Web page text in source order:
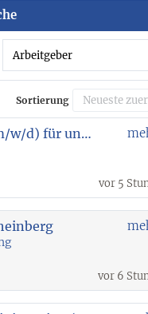
Arbeitgeber
Sortierung
Pädagogische Fachkraft (m/w/d) für unsere Eltern-Kind-Wohngruppe
vor 5
vor 6